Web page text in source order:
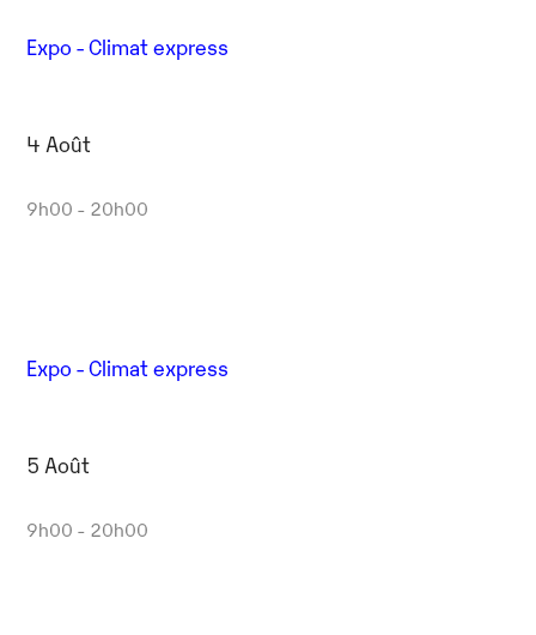
Expo - Climat express
4 Août
9h00 - 20h00
Expo - Climat express
5 Août
9h00 - 20h00